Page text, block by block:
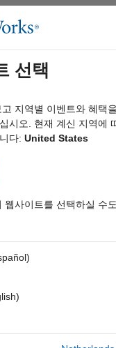
선택
지역별 이벤트와 혜택
시오. 현재 계신 지역에
다: United States
웹사이트를 선택하실 수